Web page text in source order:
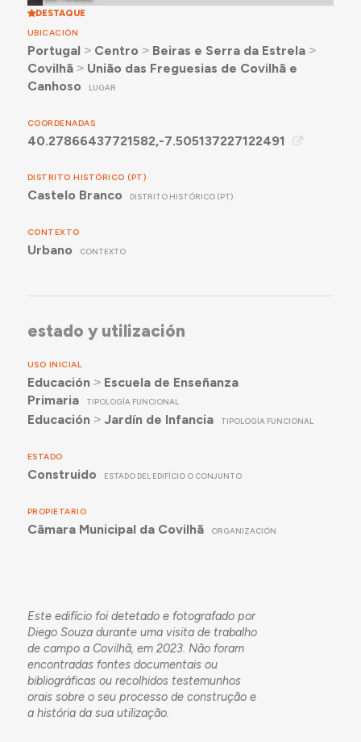
DESTAQUE
UBICACIÓN
Portugal ˃ Centro ˃ Beiras e Serra da Estrela˃
Covilhã˃ União das Freguesias de Covilhã e
Canhoso
LUGAR
COORDENADAS
40.27866437721582,-7.505137227122491
DISTRITO HISTÓRICO (PT)
Castelo Branco DISTRITO HISTÓRICO (PT)
CONTEXTO
Urbano CONTEXTO
estado y utilización
USO INICIAL
Educación ˃ Escuela de Enseñanza
Primaria
TIPOLOGÍA FUNCIONAL
Educación ˃ Jardín de Infancia TIPOLOGÍA FUNCIONAL
ESTADO
Construido ESTADO DEL EDIFÍCIO O CONJUNTO
PROPIETARIO
Câmara Municipal da Covilhã ORGANIZACIÓN
Este edifício foi detetado e fotografado por
Diego Souza durante uma visita de trabalho
de campo a Covilhã, em 2023. Não foram
encontradas fontes documentais ou
bibliográficas ou recolhidos testemunhos
orais sobre o seu processo de construção e
a história da sua utilização.